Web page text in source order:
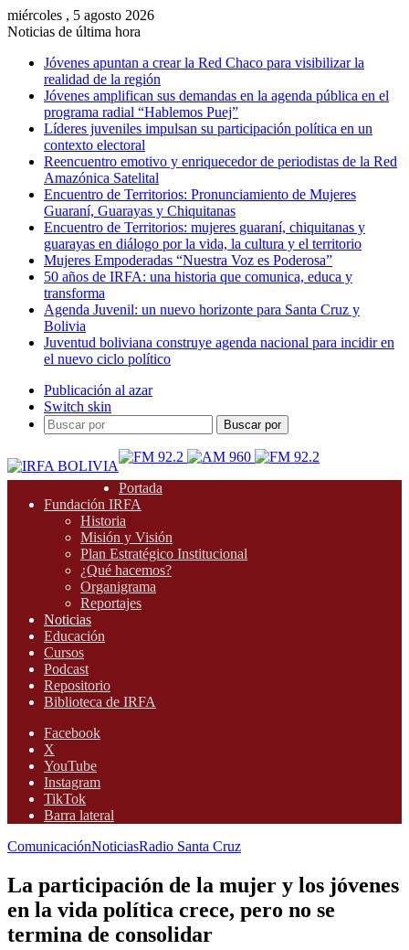
miércoles , 5 agosto 2026
Noticias de última hora
Jóvenes apuntan a crear la Red Chaco para visibilizar la
realidad de la región
Jóvenes amplifican sus demandas en la agenda pública en el
programa radial “Hablemos Puej”
Líderes juveniles impulsan su participación política en un
contexto electoral
Reencuentro emotivo y enriquecedor de periodistas de la Red
Amazónica Satelital
Encuentro de Territorios: Pronunciamiento de Mujeres
Guaraní, Guarayas y Chiquitanas
Encuentro de Territorios: mujeres guaraní, chiquitanas y
guarayas en diálogo por la vida, la cultura y el territorio
Mujeres Empoderadas “Nuestra Voz es Poderosa”
50 años de IRFA: una historia que comunica, educa y
transforma
Agenda Juvenil: un nuevo horizonte para Santa Cruz y
Bolivia
Juventud boliviana construye agenda nacional para incidir en
el nuevo ciclo político
Publicación al azar
Switch skin
Buscar por
Portada
Fundación IRFA
Historia
Misión y Visión
Plan Estratégico Institucional
¿Qué hacemos?
Organigrama
Reportajes
Noticias
Educación
Cursos
Podcast
Repositorio
Biblioteca de IRFA
Facebook
X
YouTube
Instagram
TikTok
Barra lateral
ComunicaciónNoticiasRadio Santa Cruz
La participación de la mujer y los jóvenes
en la vida política crece, pero no se
termina de consolidar